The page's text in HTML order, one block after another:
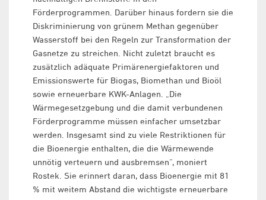
Förderprogrammen. Darüber hinaus fordern sie die
Diskriminierung von grünem Methan gegenüber
Wasserstoff bei den Regeln zur Transformation der
Gasnetze zu streichen. Nicht zuletzt braucht es
zusätzlich adäquate Primärenergiefaktoren und
Emissionswerte für Biogas, Biomethan und Bioöl
sowie erneuerbare KWK-Anlagen. „Die
Wärmegesetzgebung und die damit verbundenen
Förderprogramme müssen einfacher umsetzbar
werden. Insgesamt sind zu viele Restriktionen für
die Bioenergie enthalten, die die Wärmewende
unnötig verteuern und ausbremsen“, moniert
Rostek. Sie erinnert daran, dass Bioenergie mit 81
% mit weitem Abstand die wichtigste erneuerbare